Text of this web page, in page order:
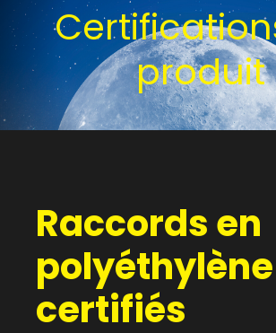
produit
Raccords en
polyéthylène
certifiés